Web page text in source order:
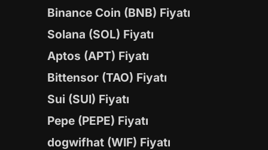
Binance Coin (BNB) Fiyatı
Solana (SOL) Fiyatı
Aptos (APT) Fiyatı
Bittensor (TAO) Fiyatı
Sui (SUI) Fiyatı
Pepe (PEPE) Fiyatı
dogwifhat (WIF) Fiyatı